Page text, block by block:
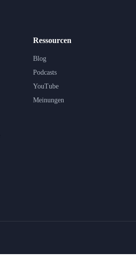
Ressourcen
Blog
Podcasts
YouTube
Meinungen